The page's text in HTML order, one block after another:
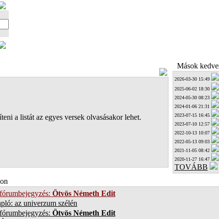
a listát az egyes versek olvasásakor lehet.
Mások
2026-03-30 15:49
2025-06-02 18:30
2024-05-30 08:23
2024-01-06 21:31
2023-07-15 16:45
2023-07-10 12:57
2022-10-13 10:07
2022-05-13 09:03
2021-11-05 08:42
2020-11-27 16:47
TOVÁBB
Ötvös Németh Edit
az univerzum szélén
Ötvös Németh Edit